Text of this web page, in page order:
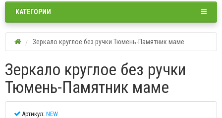
КАТЕГОРИИ
Зеркало круглое без ручки Тюмень-Памятник маме
Зеркало круглое без ручки
Тюмень-Памятник маме
Артикул: NEW